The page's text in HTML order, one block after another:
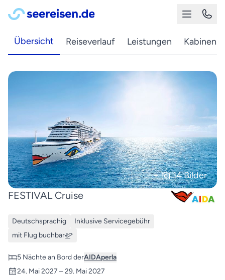
Übersicht Reiseverlauf Leistungen Kabinen
+ 14 Bilder
FESTIVAL Cruise
Deutschsprachig
Inklusive Servicegebühr
mit Flug buchbar
5 Nächte an Bord derAIDAperla
24. Mai 2027 – 29. Mai 2027